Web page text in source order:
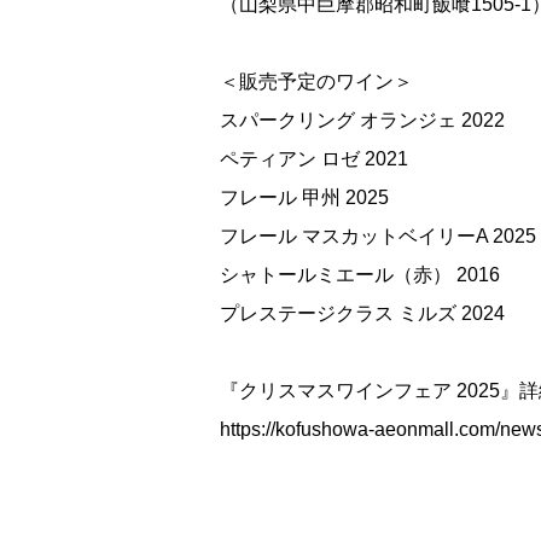
（山梨県中巨摩郡昭和町飯喰1505-1）
＜販売予定のワイン＞
スパークリング オランジェ 2022
ペティアン ロゼ 2021
フレール 甲州 2025
フレール マスカットベイリーA 2025
シャトールミエール（赤） 2016
プレステージクラス ミルズ 2024
『クリスマスワインフェア 2025』
https://kofushowa-aeonmall.com/